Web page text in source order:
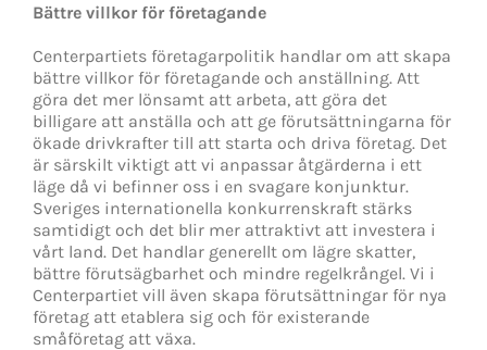
Bättre villkor för företagande
Centerpartiets företagarpolitik handlar om att skapa
bättre villkor för företagande och anställning. Att
göra det mer lönsamt att arbeta, att göra det
billigare att anställa och att ge förutsättningarna för
ökade drivkrafter till att starta och driva företag. Det
är särskilt viktigt att vi anpassar åtgärderna i ett
läge då vi befinner oss i en svagare konjunktur.
Sveriges internationella konkurrenskraft stärks
samtidigt och det blir mer attraktivt att investera i
vårt land. Det handlar generellt om lägre skatter,
bättre förutsägbarhet och mindre regelkrångel. Vi i
Centerpartiet vill även skapa förutsättningar för nya
företag att etablera sig och för existerande
småföretag att växa.